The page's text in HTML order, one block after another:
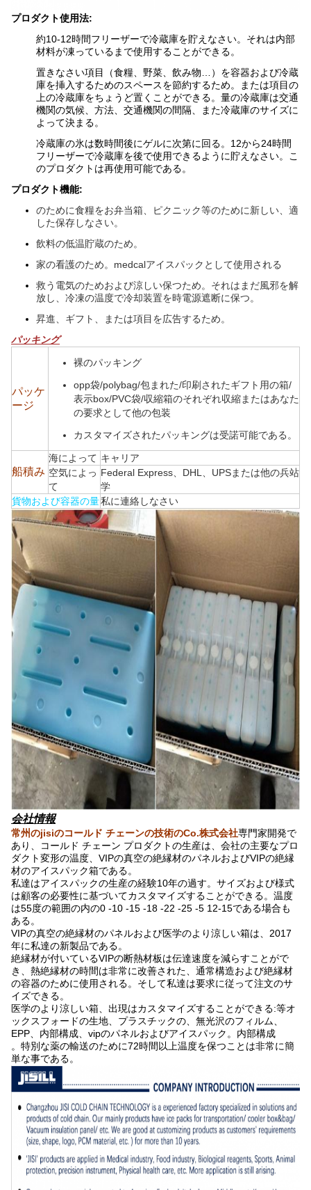
プロダクト使用法:
約10-12時間フリーザーで冷蔵庫を貯えなさい。それは内部
材料が凍っているまで使用することができる。
置きなさい項目（食糧、野菜、飲み物…）を容器および冷蔵
庫を挿入するためのスペースを節約するため。または項目の
上の冷蔵庫をちょうど置くことができる。量の冷蔵庫は交通
機関の気候、方法、交通機関の間隔、また冷蔵庫のサイズに
よって決まる。
冷蔵庫の氷は数時間後にゲルに次第に回る。12から24時間
フリーザーで冷蔵庫を後で使用できるように貯えなさい。こ
のプロダクトは再使用可能である。
プロダクト機能:
のために食糧をお弁当箱、ピクニック等のために新しい、適
した保存しなさい。
飲料の低温貯蔵のため。
家の看護のため。medcalアイスパックとして使用される
救う電気のためおよび涼しい保つため。それはまだ風邪を解
放し、冷凍の温度で冷却装置を時電源遮断に保つ。
昇進、ギフト、または項目を広告するため。
パッキング
パッケ
ージ
裸のパッキング
opp袋/polybag/包まれた/印刷されたギフト用の箱/
表示box/PVC袋/収縮箱のそれぞれ収縮またはあなた
の要求として他の包装
カスタマイズされたパッキングは受諾可能である。
船積み
海によって キャリア
空気によっ
て
Federal Express、DHL、UPSまたは他の兵站
学
貨物および容器の量私に連絡しなさい
会社情報
常州のjisiのコールド チェーンの技術のCo.株式会社専門家開発で
あり、コールド チェーン プロダクトの生産は、会社の主要なプロ
ダクト変形の温度、VIPの真空の絶縁材のパネルおよびVIPの絶縁
材のアイスパック箱である。
私達はアイスパックの生産の経験10年の過す。サイズおよび様式
は顧客の必要性に基づいてカスタマイズすることができる。温度
は55度の範囲の内の0 -10 -15 -18 -22 -25 -5 12-15である場合も
ある。
VIPの真空の絶縁材のパネルおよび医学のより涼しい箱は、2017
年に私達の新製品である。
絶縁材が付いているVIPの断熱材板は伝達速度を減らすことがで
き、熱絶縁材の時間は非常に改善された、通常構造および絶縁材
の容器のために使用される。そして私達は要求に従って注文のサ
イズできる。
医学のより涼しい箱、出現はカスタマイズすることができる:等オ
ックスフォードの生地、プラスチックの、無光沢のフィルム、
EPP、内部構成、vipのパネルおよびアイスパック。内部構成
。特別な薬の輸送のために72時間以上温度を保つことは非常に簡
単な事である。